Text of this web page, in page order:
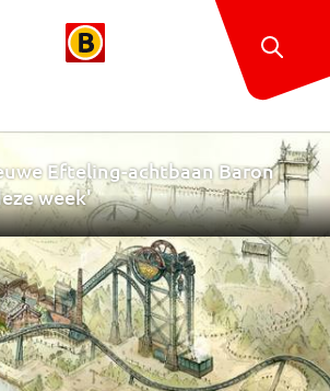
Efteling-achtbaan Baron
week'